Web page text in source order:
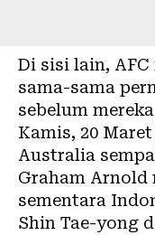
Di sisi lain,
sama-sama
sebelum
Kamis, 20 Maret
Australia
Graham Arnold
sementara
Shin Tae-yong